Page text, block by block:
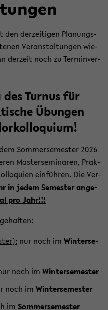
den der­zei­ti­gen Pla­nungs­
Ver­an­stal­tun­gen wie­
der­zeit noch zu Ter­min­ver­
des Tur­nus für
Übun­gen
Som­mer­se­mes­ter 2026
Mas­ter­se­mi­na­ren, Prak­
ein­füh­ren. Die Ver­
in jedem Se­mes­ter an­ge­
pro Jahr!!!
nur noch im Win­ter­se­
noch im Win­ter­se­mes­ter
noch im Win­ter­se­mes­ter
im Som­mer­se­mes­ter